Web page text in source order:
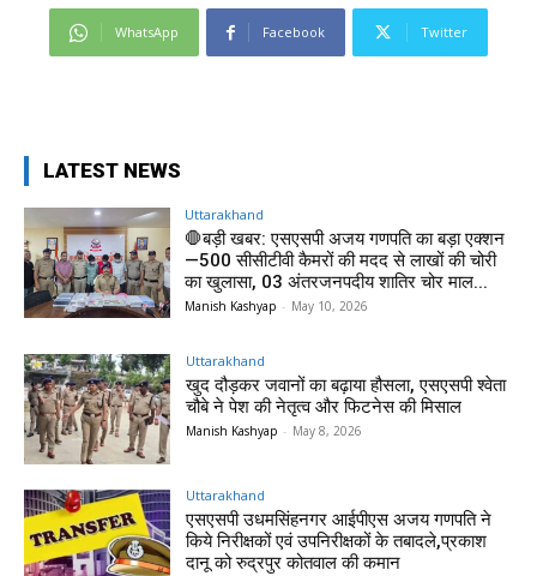
WhatsApp Facebook Twitter
LATEST NEWS
Uttarakhand
🛑बड़ी खबर: एसएसपी अजय गणपति का बड़ा एक्शन
—500 सीसीटीवी कैमरों की मदद से लाखों की चोरी
का खुलासा, 03 अंतरजनपदीय शातिर चोर माल...
Manish Kashyap - May 10, 2026
Uttarakhand
खुद दौड़कर जवानों का बढ़ाया हौसला, एसएसपी श्वेता
चौबे ने पेश की नेतृत्व और फिटनेस की मिसाल
Manish Kashyap - May 8, 2026
Uttarakhand
एसएसपी उधमसिंहनगर आईपीएस अजय गणपति ने
किये निरीक्षकों एवं उपनिरीक्षकों के तबादले,प्रकाश
दानू को रुद्रपुर कोतवाल की कमान